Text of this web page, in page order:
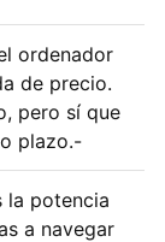
ordenador
de precio.
pero sí que
plazo.-
la potencia
a navegar